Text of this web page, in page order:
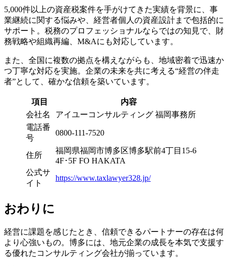
5,000件以上の資産税案件を手がけてきた実績を背景に、事
業継続に関する悩みや、経営者個人の資産設計まで包括的に
サポート。税務のプロフェッショナルならではの知見で、財
務戦略や組織再編、M&Aにも対応しています。
また、全国に複数の拠点を構えながらも、地域密着で迅速か
つ丁寧な対応を実施。企業の未来を共に考える“経営の伴走
者”として、確かな信頼を築いています。
項目
内容
会社名
アイユーコンサルティング 福岡事務所
電話番
号
0800-111-7520
住所
福岡県福岡市博多区博多駅前4丁目15-6
4F･5F FO HAKATA
公式サ
イト
https://www.taxlawyer328.jp/
おわりに
経営に課題を感じたとき、信頼できるパートナーの存在は何
より心強いもの。博多には、地元企業の成長を本気で支援す
る優れたコンサルティング会社が揃っています。